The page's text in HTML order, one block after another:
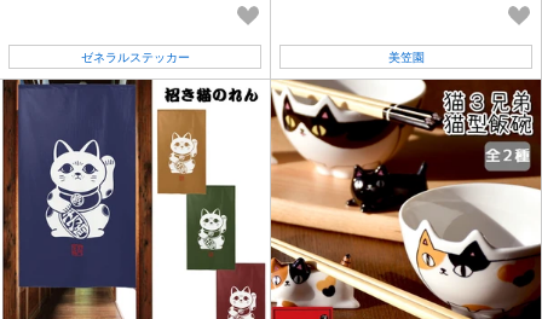
ゼネラルステッカー 美笠園